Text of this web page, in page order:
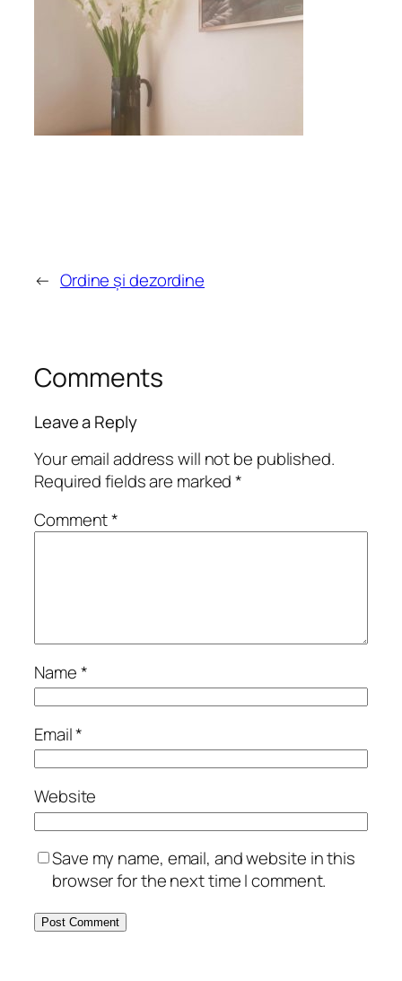
← Ordine și dezordine
Comments
Leave a Reply
Your email address will not be published.
Required fields are marked*
Comment*
Name*
Email*
Website
Save my name, email, and website in this
browser for the next time I comment.